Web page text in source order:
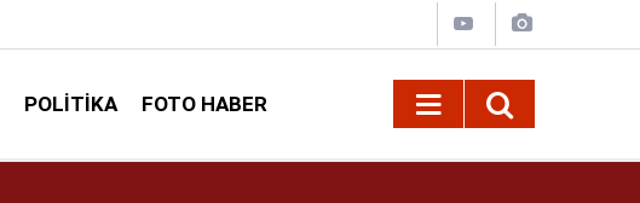
POLITIKA FOTO HABER